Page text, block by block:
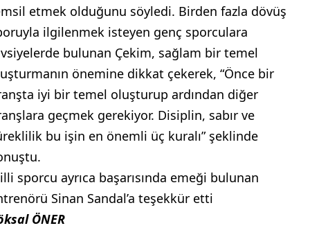
etmek olduğunu söyledi. Birden fazla dövüş
ilgilenmek isteyen genç sporculara
bulunan Çekim, sağlam bir temel
önemine dikkat çekerek, “Önce bir
iyi bir temel oluşturup ardından diğer
geçmek gerekiyor. Disiplin, sabır ve
bu işin en önemli üç kuralı” şeklinde
sporcu ayrıca başarısında emeği bulunan
Sinan Sandal’a teşekkür etti
ÖNER